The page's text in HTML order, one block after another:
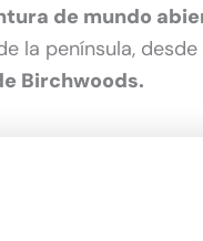
de mundo
la península,
Birchwoods.